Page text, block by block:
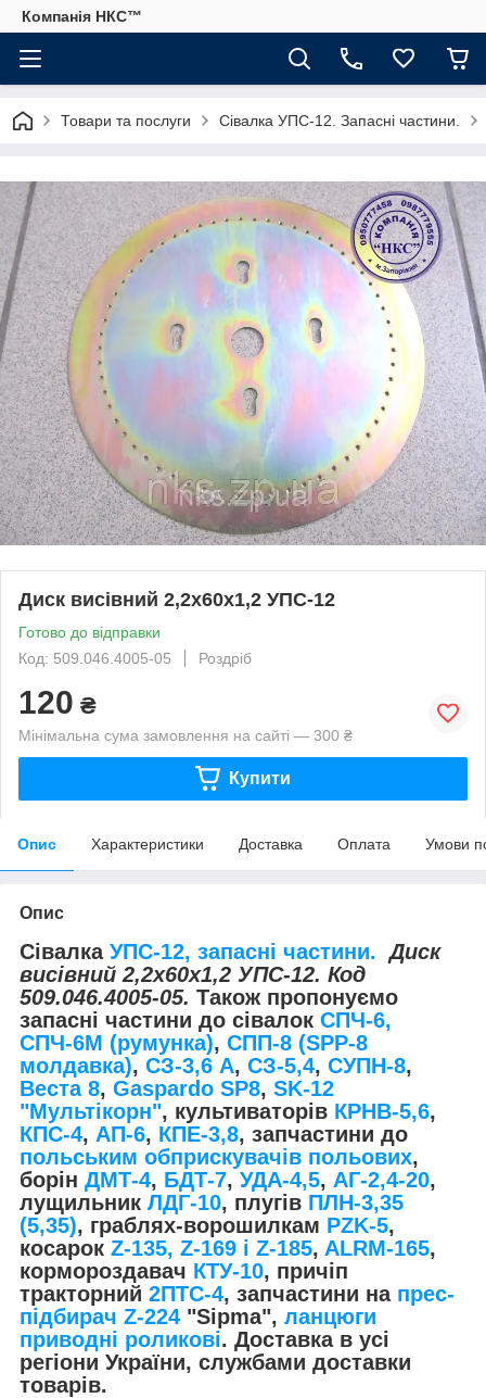
Компанія НКС™
Товари та послуги Сівалка УПС-12. Запасні частини.
Диск висівний 2,2х60х1,2 УПС-12
Готово до відправки
Код: 509.046.4005-05
Роздріб
120 ₴
Мінімальна сума замовлення на сайті — 300 ₴
Купити
Опис Характеристики Доставка Оплата Умови
Опис
Сівалка УПС-12, запасні частини. Диск
висівний 2,2х60х1,2 УПС-12. Код
509.046.4005-05. Також пропонуємо
запасні частини до сівалок СПЧ-6,
СПЧ-6М (румунка), СПП-8 (SPP-8
молдавка), СЗ-3,6 А, СЗ-5,4, СУПН-8,
Веста 8, Gaspardo SP8, SK-12
"Мультікорн", культиваторів КРНВ-5,6,
КПС-4, АП-6, КПЕ-3,8, запчастини до
польським обприскувачів польових,
борін ДМТ-4, БДТ-7, УДА-4,5, АГ-2,4-20,
лущильник ЛДГ-10, плугів ПЛН-3,35
(5,35), граблях-ворошилкам PZK-5,
косарок Z-135, Z-169 і Z-185, ALRM-165,
кормороздавач КТУ-10, причіп
тракторний 2ПТС-4, запчастини на прес-
підбирач Z-224 "Sipma", ланцюги
приводні роликові. Доставка в усі
регіони України, службами доставки
товарів.